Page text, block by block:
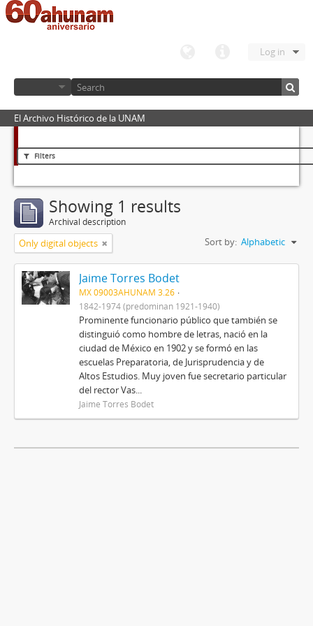
Log in
El Archivo Histórico de la UNAM
Filters
Showing 1 results
Archival description
Only digital objects Sort by: Alphabetic
Jaime Torres Bodet
MX 09003AHUNAM 3.26
1842-1974 (predominan 1921-1940)
Prominente funcionario público que también se
distinguió como hombre de letras, nació en la
ciudad de México en 1902 y se formó en las
escuelas Preparatoria, de Jurisprudencia y de
Altos Estudios. Muy joven fue secretario particular
del rector Vas...
Jaime Torres Bodet